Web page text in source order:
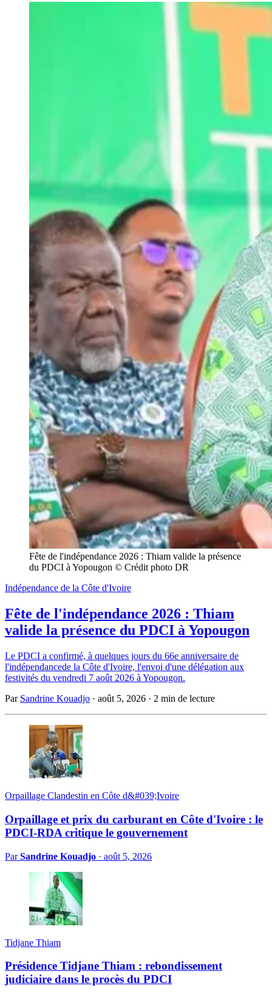
Fête de l'indépendance 2026 : Thiam valide la présence
du PDCI à Yopougon © Crédit photo DR
Indépendance de la Côte d'Ivoire
Fête de l'indépendance 2026 : Thiam
valide la présence du PDCI à Yopougon
Le PDCI a confirmé, à quelques jours du 66e anniversaire de
l'indépendancede la Côte d'Ivoire, l'envoi d'une délégation aux
festivités du vendredi 7 août 2026 à Yopougon.
Par Sandrine Kouadjo · août 5, 2026 · 2 min de lecture
Orpaillage Clandestin en Côte d&#039;Ivoire
Orpaillage et prix du carburant en Côte d'Ivoire : le
PDCI-RDA critique le gouvernement
ParSandrine Kouadjo · août 5, 2026
Tidjane Thiam
Présidence Tidjane Thiam : rebondissement
judiciaire dans le procès du PDCI